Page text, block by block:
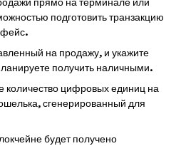
подготовить транзакцию
на продажу, и укажите
получить наличными.
количество цифровых единиц на
сгенерированный для
будет получено